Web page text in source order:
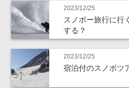
2023/12/25
スノボー旅行に行
する？
2023/12/25
宿泊付のスノボツ